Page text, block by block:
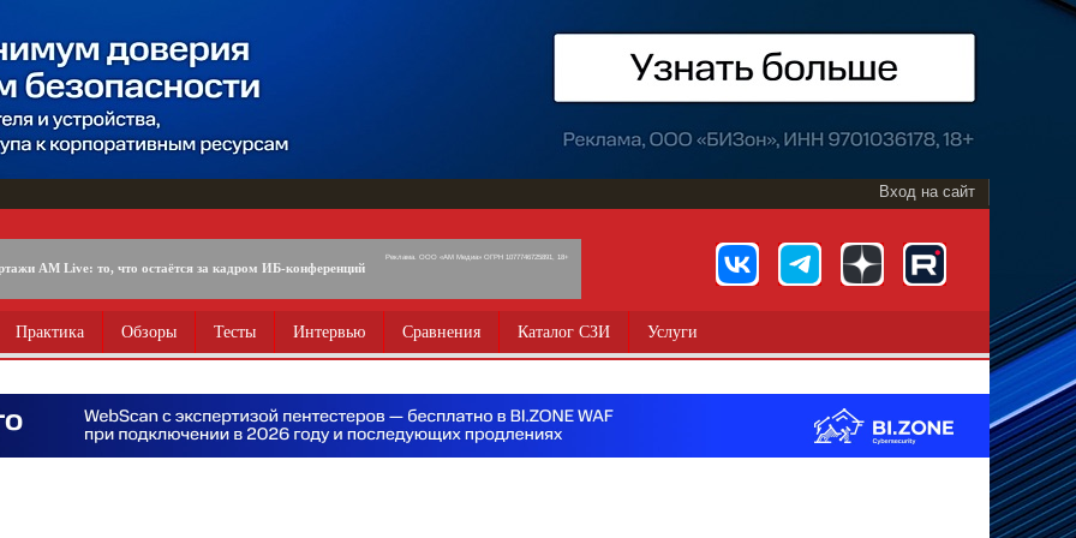
Вход на сайт
AM Live: то, что остаётся за кадром ИБ-конференций
Реклама. ООО «АМ Медиа» ОГРН 1077746725891, 18+
Практика Обзоры Тесты Интервью Сравнения Каталог СЗИ Услуги